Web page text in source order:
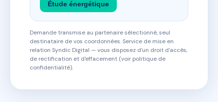
Étude énergétique
Demande transmise au partenaire sélectionné, seul
destinataire de vos coordonnées. Service de mise en
relation Syndic Digital — vous disposez d'un droit d'accès,
de rectification et d'effacement (voir politique de
confidentialité).